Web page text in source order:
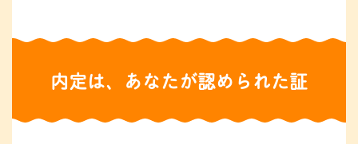
内定は、あなたが認められた証